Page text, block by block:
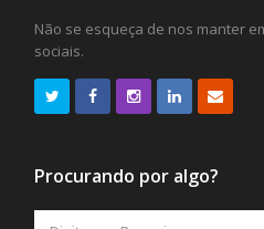
Não se esqueça de nos manter
sociais.
Procurando por algo?